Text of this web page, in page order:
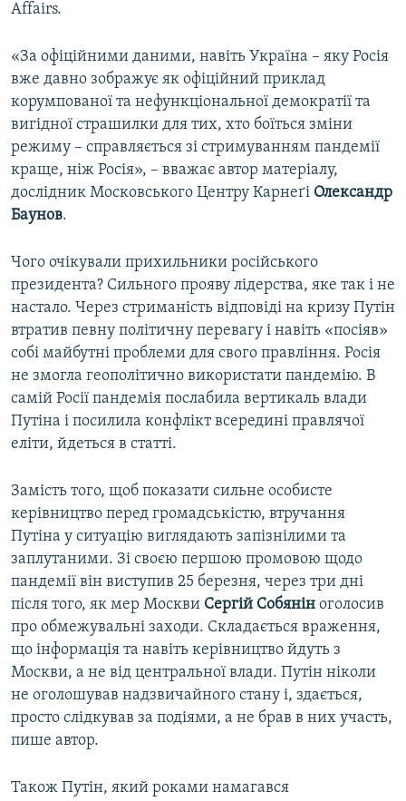
Affairs.
«За офіційними даними, навіть Україна – яку Росія
вже давно зображує як офіційний приклад
корумпованої та нефункціональної демократії та
вигідної страшилки для тих, хто боїться зміни
режиму – справляється зі стримуванням пандемії
краще, ніж Росія», – вважає автор матеріалу,
дослідник Московського Центру Карнеґі Олександр
Баунов.
Чого очікували прихильники російського
президента? Сильного прояву лідерства, яке так і не
настало. Через стриманість відповіді на кризу Путін
втратив певну політичну перевагу і навіть «посіяв»
собі майбутні проблеми для свого правління. Росія
не змогла геополітично використати пандемію. В
самій Росії пандемія послабила вертикаль влади
Путіна і посилила конфлікт всередині правлячої
еліти, йдеться в статті.
Замість того, щоб показати сильне особисте
керівництво перед громадськістю, втручання
Путіна у ситуацію виглядають запізнілими та
заплутаними. Зі своєю першою промовою щодо
пандемії він виступив 25 березня, через три дні
після того, як мер Москви Сергій Собянін оголосив
про обмежувальні заходи. Складається враження,
що інформація та навіть керівництво йдуть з
Москви, а не від центральної влади. Путін ніколи
не оголошував надзвичайного стану і, здається,
просто слідкував за подіями, а не брав в них участь,
пише автор.
Також Путін, який роками намагався